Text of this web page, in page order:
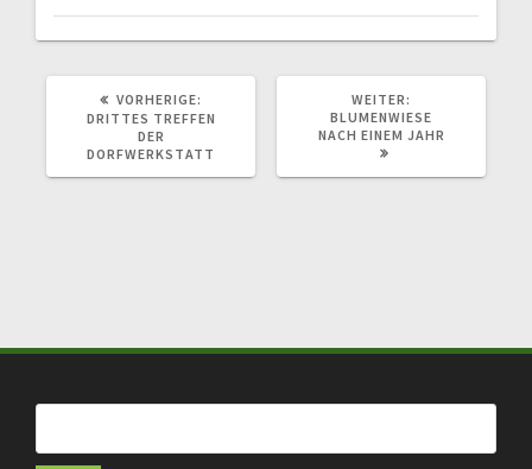
VORHERIGE:
BEITRAG:
DRITTES TREFFEN
DER
DORFWERKSTATT
WEITER:
BEITRAG:
BLUMENWIESE
NACH EINEM JAHR